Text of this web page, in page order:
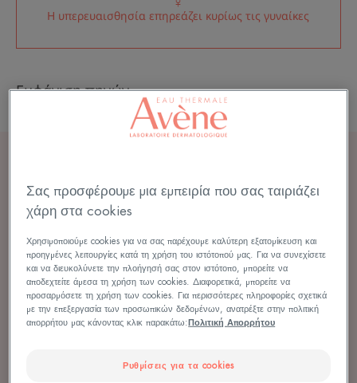
Η υπερευαισθησία επηρεάζει κυρίως τις γυναίκες
Εμφάνιση πηγών
ΑΝΑΛΥΟΝΤΑΣ ΤΙΣ ΠΑΘΗΣΕΙΣ
ΜΕΓΑΛΥΤΕΡΗ ΚΑΤΑΝΟΗΣΗ ΓΙΑ ΠΕΡΙΣΣΟΤΕΡΗ
ΑΝΑΚΟΥΦΙΣΗ
Ακολουθούν
Σας προσφέρουμε μια εμπειρία που σας ταιριάζει
χάρη στα cookies
Χρησιμοποιούμε cookies για να σας παρέχουμε καλύτερη εξατομίκευση και
προηγμένες λειτουργίες κατά τη χρήση του ιστότοπού μας. Για να συνεχίσετε
και να διευκολύνετε την πλοήγησή σας στον ιστότοπο, μπορείτε να
αποδεχτείτε άμεσα τη χρήση των cookies. Διαφορετικά, μπορείτε να
προσαρμόσετε τη χρήση των cookies. Για περισσότερες πληροφορίες σχετικά
με την επεξεργασία των προσωπικών δεδομένων, ανατρέξτε στην πολιτική
απορρήτου μας κάνοντας κλικ παρακάτω: Πολιτική Απορρήτου
Ρυθμίσεις για τα cookies